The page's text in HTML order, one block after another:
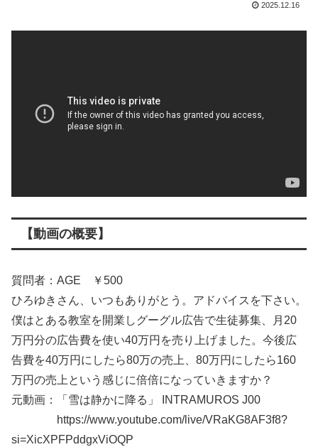
2025.12.16
【動画の概要】
質問者：AGE ￥500
ひろゆきさん、いつもありがとう。アドバイスを下さい。
僕はとある教室を開業しグーグル広告で生徒募集、月20
万円分の広告費を使い40万円を売り上げました。今後広
告費を40万円にしたら80万の売上、80万円にしたら160
万円の売上という感じに倍倍になっていきますか？
元動画：「雪は静かに降る」 INTRAMUROS J00
https://www.youtube.com/live/VRaKG8AF3f8?
si=XicXPFPddgxViOQP